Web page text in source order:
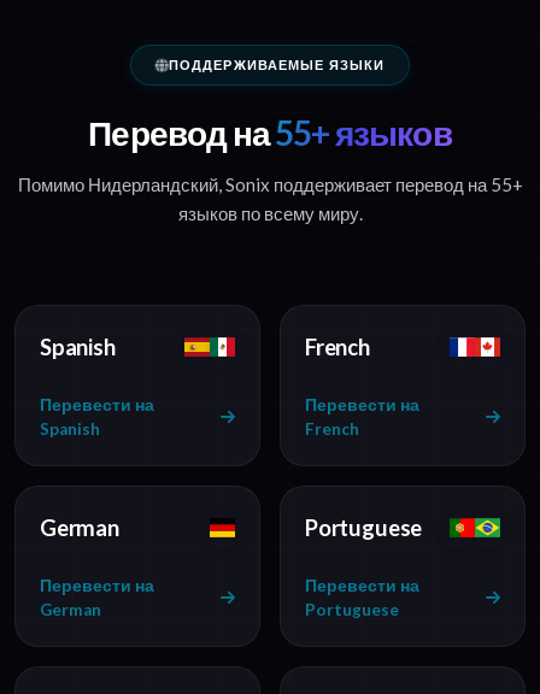
ПОДДЕРЖИВАЕМЫЕ ЯЗЫКИ
Перевод на55+ языков
Помимо Нидерландский, Sonix поддерживает перевод на 55+
языков по всему миру.
Spanish
Перевести на
Spanish
French
Перевести на
French
German
Перевести на
German
Portuguese
Перевести на
Portuguese